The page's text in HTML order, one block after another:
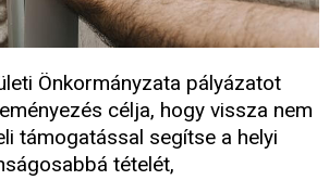
Önkormányzata pályázatot
célja, hogy vissza nem
támogatással segítse a helyi
tételét,